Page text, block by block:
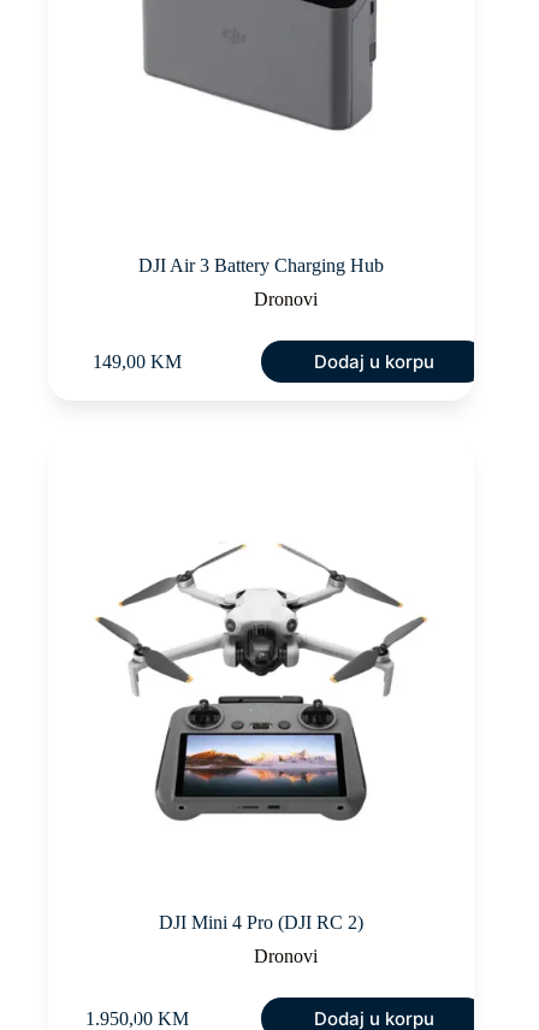
DJI Air 3 Battery Charging Hub
Dronovi
149,00 KM Dodaj u korpu
DJI Mini 4 Pro (DJI RC 2)
Dronovi
1.950,00 KM Dodaj u korpu